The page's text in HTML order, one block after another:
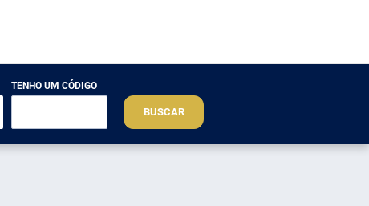
TENHO UM CÓDIGO
BUSCAR